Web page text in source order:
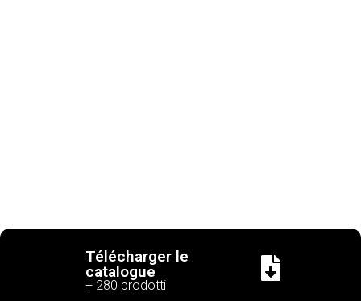
Télécharger le
catalogue
+ 280 prodotti